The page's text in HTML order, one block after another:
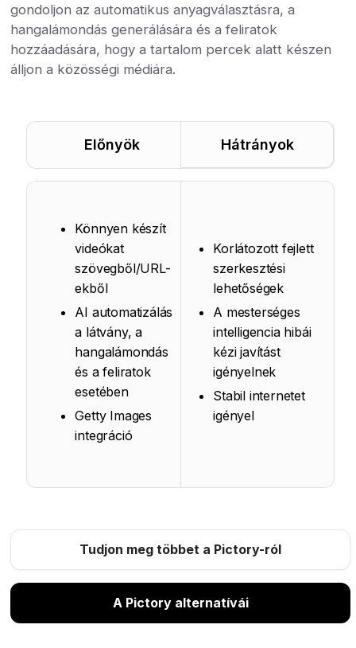
gondoljon az automatikus anyagválasztásra, a
hangalámondás generálására és a feliratok
hozzáadására, hogy a tartalom percek alatt készen
álljon a közösségi médiára.
Előnyök Hátrányok
Könnyen készít
videókat
szövegből/URL-
ekből
AI automatizálás
a látvány, a
hangalámondás
és a feliratok
esetében
Getty Images
integráció
Korlátozott fejlett
szerkesztési
lehetőségek
A mesterséges
intelligencia hibái
kézi javítást
igényelnek
Stabil internetet
igényel
Tudjon meg többet a Pictory-ról
A Pictory alternatívái